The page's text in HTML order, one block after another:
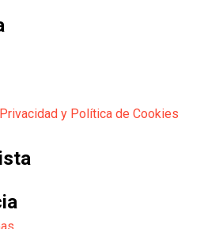
y Política de Cookies